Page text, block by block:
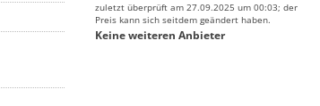
zuletzt überprüft am 27.09.2025 um 00:03; der
Preis kann sich seitdem geändert haben.
Keine weiteren Anbieter